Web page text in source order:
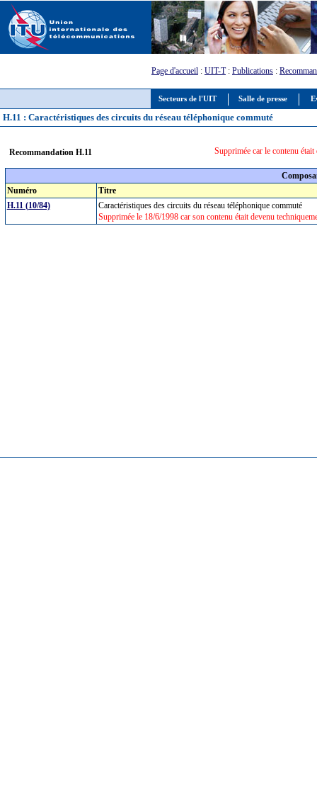
Secteurs de l'UIT Salle de presse
Page d'accueil : UIT-T: Publications :
H.11 : Caractéristiques des circuits du réseau téléphonique commuté
Recommandation H.11 Supprimée car le contenu
Numéro
Titre
H.11 (10/84)
Caractéristiques des circuits du réseau téléphonique commuté
Supprimée le 18/6/1998 car son contenu était devenu